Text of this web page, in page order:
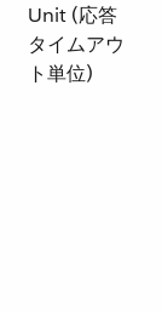
Unit (応答
タイムアウ
ト単位)